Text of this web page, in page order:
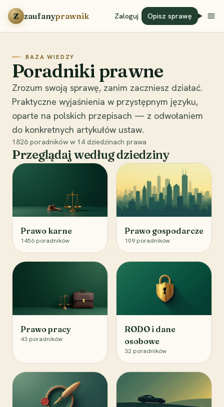
Przejdź do treści
Z zaufanyprawnik Zaloguj Opisz sprawę
BAZA WIEDZY
Poradniki prawne
Zrozum swoją sprawę, zanim zaczniesz działać.
Praktyczne wyjaśnienia w przystępnym języku,
oparte na polskich przepisach — z odwołaniem
do konkretnych artykułów ustaw.
1826 poradników w 14 dziedzinach prawa
Przeglądaj według dziedziny
Prawo karne
1456 poradników
Prawo gospodarcze
109 poradników
Prawo pracy
43 poradników
RODO i dane
osobowe
32 poradników